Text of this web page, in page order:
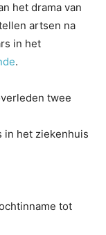
het drama van
artsen na
in het
.
twee
in het ziekenhuis
tot